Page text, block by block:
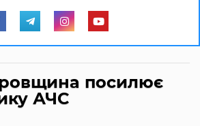
посилює
АЧС